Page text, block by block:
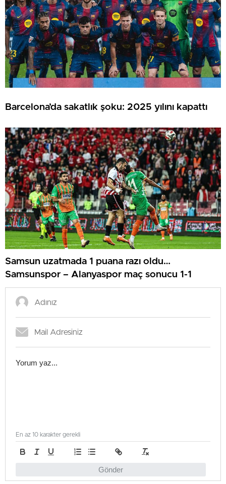
Barcelona’da sakatlık şoku: 2025 yılını kapattı
Samsun uzatmada 1 puana razı oldu…
Samsunspor – Alanyaspor maç sonucu 1-1
Gönder
En az 10 karakter gerekli